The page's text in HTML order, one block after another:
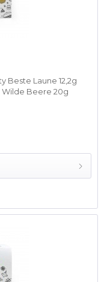
Beste Laune 12,2g
Wilde Beere 20g